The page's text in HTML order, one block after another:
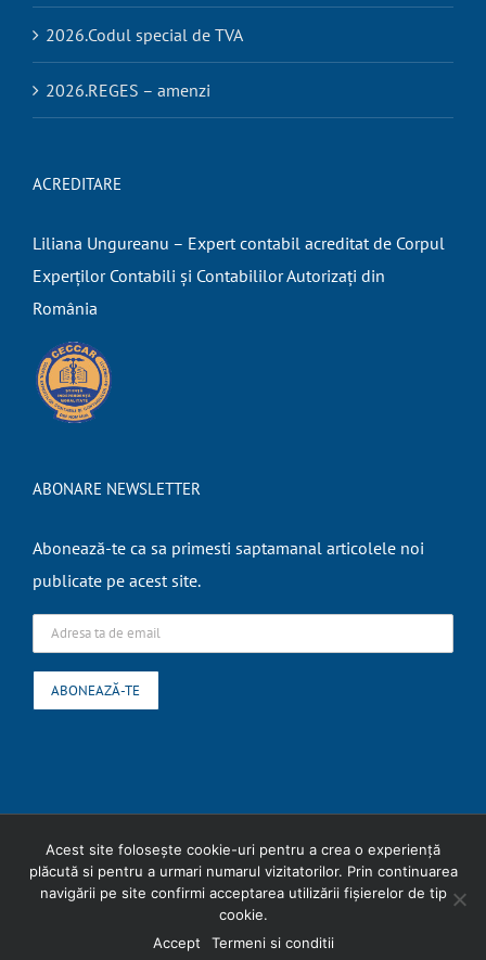
2026.Codul special de TVA
2026.REGES – amenzi
ACREDITARE
Liliana Ungureanu – Expert contabil acreditat de Corpul
Experților Contabili și Contabililor Autorizați din
România
ABONARE NEWSLETTER
Abonează-te ca sa primesti saptamanal articolele noi
publicate pe acest site.
Copyright2026 Expert Contabil Ungureanu Liliana |Termeni si conditii|
Politica cookies
FacebookSkype LinkedIn
Acest site folosește cookie-uri pentru a crea o experiență
plăcută si pentru a urmari numarul vizitatorilor. Prin continuarea
navigării pe site confirmi acceptarea utilizării fişierelor de tip
cookie.
Accept
Termeni si conditii